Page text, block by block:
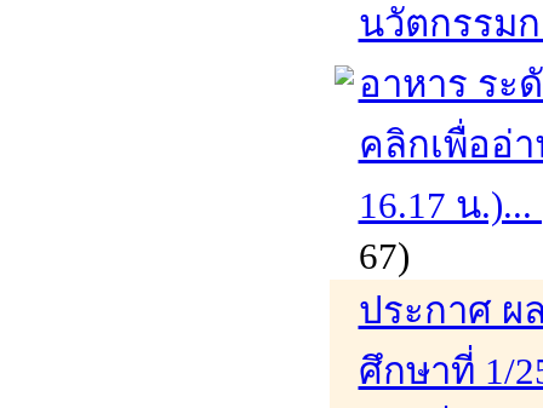
นวัตกรรม
อาหาร ร
คลิกเพื่ออ่า
16.17 น
67)
ประกาศ ผ
ศึกษาที่ 1/